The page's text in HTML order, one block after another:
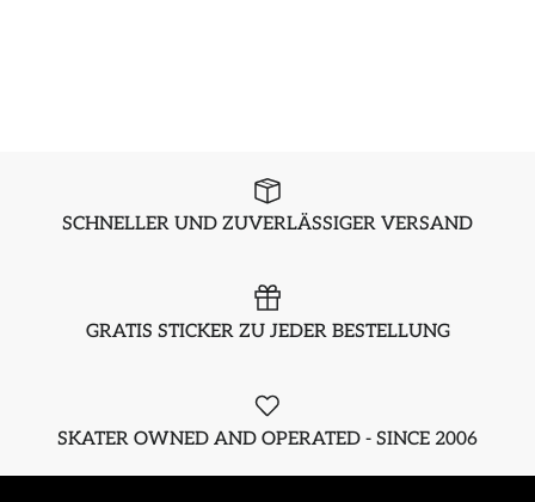
SCHNELLER UND ZUVERLÄSSIGER VERSAND
GRATIS STICKER ZU JEDER BESTELLUNG
SKATER OWNED AND OPERATED - SINCE 2006